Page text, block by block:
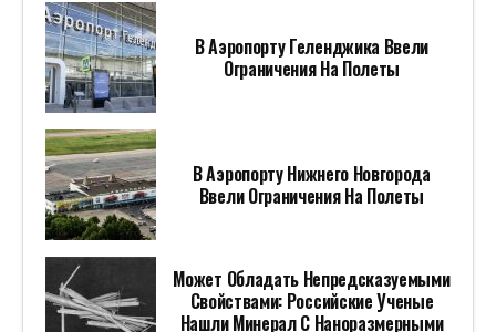
В Аэропорту Геленджика Ввели
Ограничения На Полеты
В Аэропорту Нижнего Новгорода
Ввели Ограничения На Полеты
Может Обладать Непредсказуемыми
Свойствами: Российские Ученые
Нашли Минерал С Наноразмерными